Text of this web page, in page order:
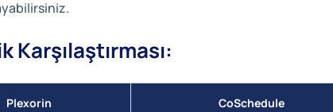
Plexorin CoSchedule